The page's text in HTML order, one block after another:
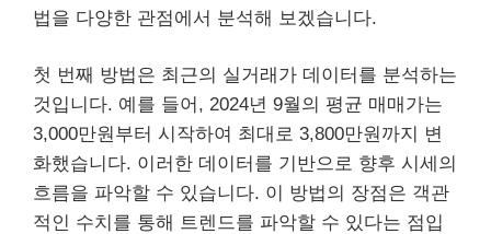
법을 다양한 관점에서 분석해 보겠습니다.
첫 번째 방법은 최근의 실거래가 데이터를 분석하는
것입니다. 예를 들어, 2024년 9월의 평균 매매가는
3,000만원부터 시작하여 최대로 3,800만원까지 변
화했습니다. 이러한 데이터를 기반으로 향후 시세의
흐름을 파악할 수 있습니다. 이 방법의 장점은 객관
적인 수치를 통해 트렌드를 파악할 수 있다는 점입